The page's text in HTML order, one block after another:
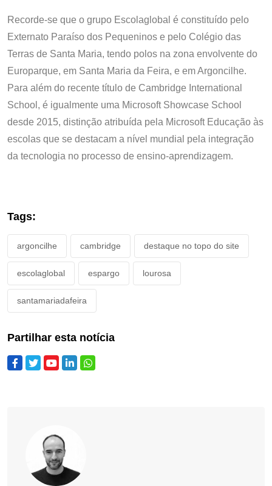
Recorde-se que o grupo Escolaglobal é constituído pelo
Externato Paraíso dos Pequeninos e pelo Colégio das
Terras de Santa Maria, tendo polos na zona envolvente do
Europarque, em Santa Maria da Feira, e em Argoncilhe.
Para além do recente título de Cambridge International
School, é igualmente uma Microsoft Showcase School
desde 2015, distinção atribuída pela Microsoft Educação às
escolas que se destacam a nível mundial pela integração
da tecnologia no processo de ensino-aprendizagem.
Tags:
argoncilhe cambridge destaque no topo do site
escolaglobal espargo lourosa
santamariadafeira
Partilhar esta notícia